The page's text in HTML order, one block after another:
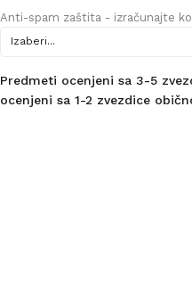
Anti-spam zaštita - izračunajte
Predmeti ocenjeni sa 3-5
ocenjeni sa 1-2 zvezdice